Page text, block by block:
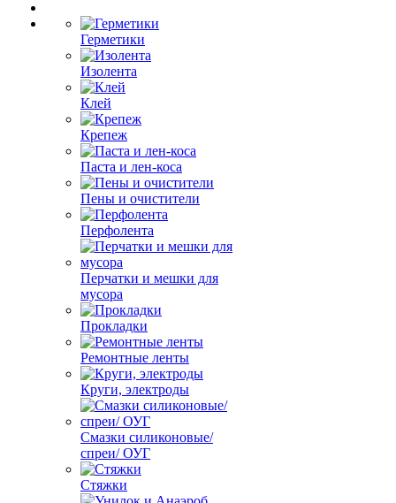
Герметики
Изолента
Клей
Крепеж
Паста и лен-коса
Пены и очистители
Перфолента
Перчатки и мешки для
мусора
Прокладки
Ремонтные ленты
Круги, электроды
Смазки силиконовые/
спреи/ ОУГ
Стяжки